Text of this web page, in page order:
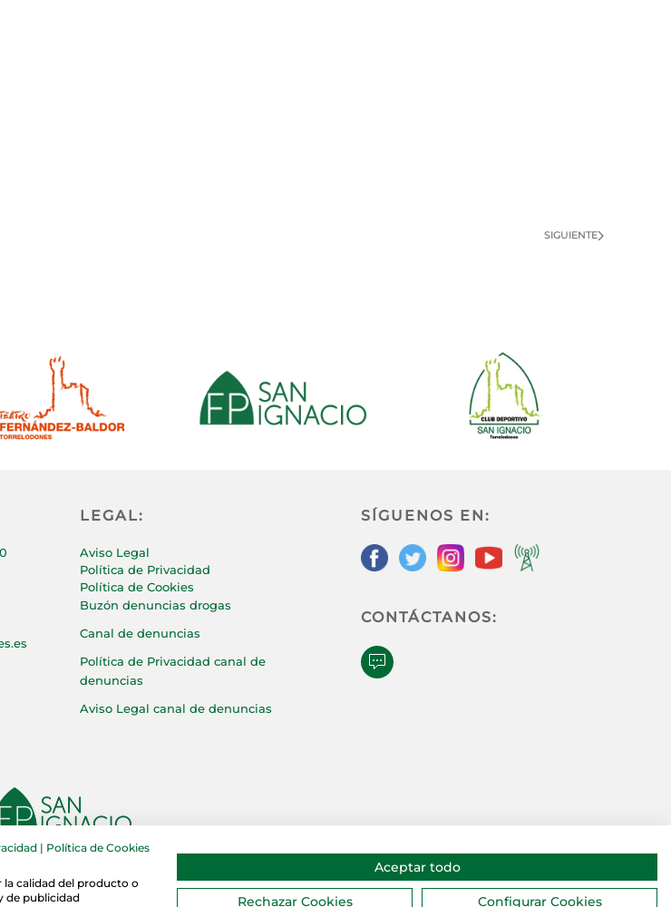
SIGUIENTE
LEGAL:
Aviso Legal
Política de Privacidad
Política de Cookies
Buzón denuncias drogas
Canal de denuncias
Política de Privacidad canal de
denuncias
Aviso Legal canal de denuncias
SÍGUENOS EN:
CONTÁCTANOS:
San Ignacio de Loyola Torrelodones.
| Política de Cookies
la calidad del producto o
de publicidad
Aceptar todo
Rechazar Cookies Configurar Cookies